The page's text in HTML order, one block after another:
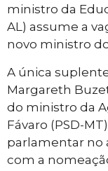
ministro da
AL) assume a
novo ministro
A única
Margareth
do ministro da
Fávaro (PSD-
parlamentar no
com a